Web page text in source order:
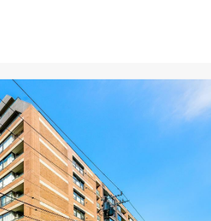
新規交換（追焚式）等
年）2月築
線・都営大江戸線「麻布十番」駅よ
地
上10階建、総戸数95戸
ジャーとセキュリティスタッフによ
・サービス体制
大型犬可、規約による細則有り）